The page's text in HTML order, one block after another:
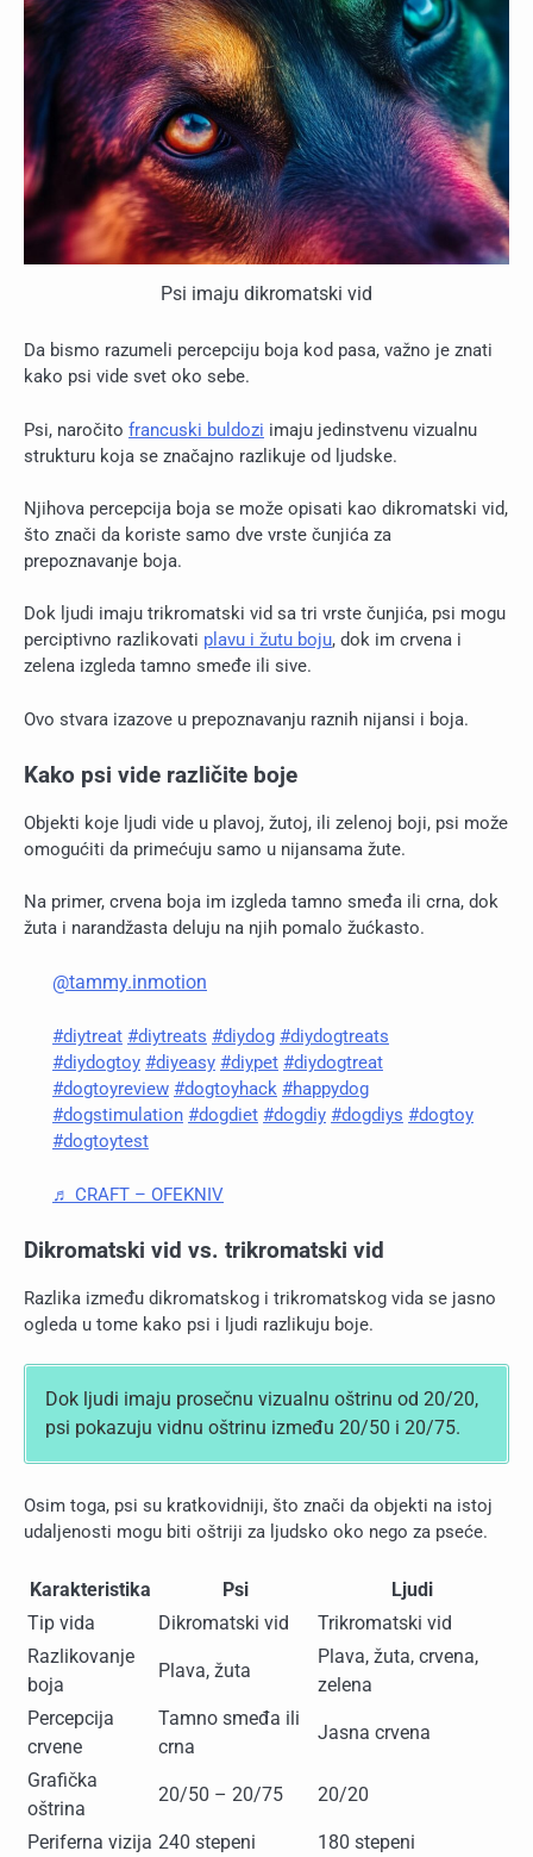
Psi imaju dikromatski vid
Da bismo razumeli percepciju boja kod pasa, važno je znati
kako psi vide svet oko sebe.
Psi, naročito francuski buldozi imaju jedinstvenu vizualnu
strukturu koja se značajno razlikuje od ljudske.
Njihova percepcija boja se može opisati kao dikromatski vid,
što znači da koriste samo dve vrste čunjića za
prepoznavanje boja.
Dok ljudi imaju trikromatski vid sa tri vrste čunjića, psi mogu
perciptivno razlikovati plavu i žutu boju, dok im crvena i
zelena izgleda tamno smeđe ili sive.
Ovo stvara izazove u prepoznavanju raznih nijansi i boja.
Kako psi vide različite boje
Objekti koje ljudi vide u plavoj, žutoj, ili zelenoj boji, psi može
omogućiti da primećuju samo u nijansama žute.
Na primer, crvena boja im izgleda tamno smeđa ili crna, dok
žuta i narandžasta deluju na njih pomalo žućkasto.
@tammy.inmotion
#diytreat #diytreats #diydog #diydogtreats
#diydogtoy #diyeasy #diypet #diydogtreat
#dogtoyreview #dogtoyhack #happydog
#dogstimulation #dogdiet #dogdiy #dogdiys #dogtoy
#dogtoytest
♬ CRAFT – OFEKNIV
Dikromatski vid vs. trikromatski vid
Razlika između dikromatskog i trikromatskog vida se jasno
ogleda u tome kako psi i ljudi razlikuju boje.
Dok ljudi imaju prosečnu vizualnu oštrinu od 20/20,
psi pokazuju vidnu oštrinu između 20/50 i 20/75.
Osim toga, psi su kratkovidniji, što znači da objekti na istoj
udaljenosti mogu biti oštriji za ljudsko oko nego za pseće.
Karakteristika Psi
Ljudi
Tip vida
Dikromatski vid
Trikromatski vid
Razlikovanje
boja
Plava, žuta
Plava, žuta, crvena,
zelena
Percepcija
crvene
Tamno smeđa ili
crna
Jasna crvena
Grafička
oštrina
20/50 – 20/75 20/20
Periferna vizija 240 stepeni 180 stepeni